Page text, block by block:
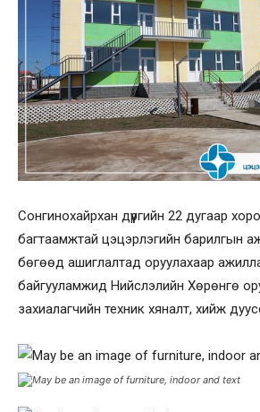
Сонгинохайрхан дүүргийн 22 дугаар
багтаамжтай цэцэрлэгийн барилгын
бөгөөд ашиглалтад оруулахаар
байгууламжид Нийслэлийн Хөрөнгө
захиалагчийн техник хяналт, хийж